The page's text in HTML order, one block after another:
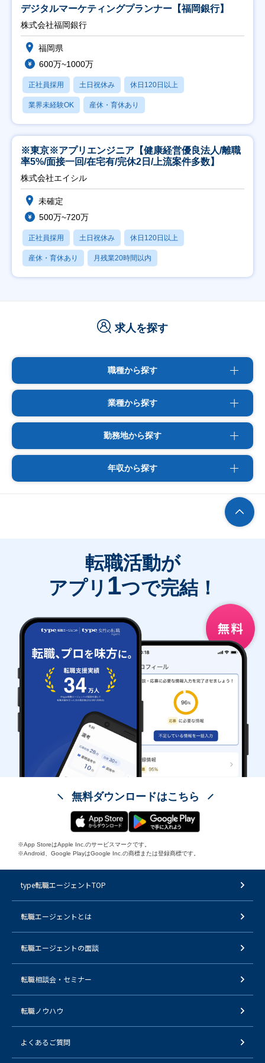
デジタルマーケティングプランナー【福岡銀行】
株式会社福岡銀行
福岡県
600万~1000万
正社員採用 土日祝休み 休日120日以上
業界未経験OK 産休・育休あり
※東京※アプリエンジニア【健康経営優良法人/離職
率5%/面接一回/在宅有/完休2日/上流案件多数】
株式会社エイシル
未確定
500万~720万
正社員採用 土日祝休み 休日120日以上
産休・育休あり 月残業20時間以内
求人を探す
職種から探す
業種から探す
勤務地から探す
年収から探す
転職活動が
アプリ 1つで完結！
無料ダウンロードはこちら
※App StoreはApple Inc.のサービスマークです。
※Android、Google PlayはGoogle Inc.の商標または登録商標です。
type転職エージェントTOP
転職エージェントとは
転職エージェントの面談
転職相談会・セミナー
転職ノウハウ
よくあるご質問